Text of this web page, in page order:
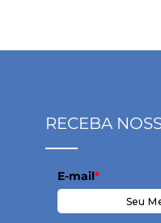
RECEBA
E-mail*